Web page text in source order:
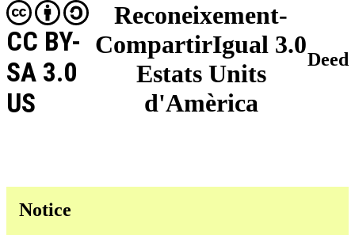
Reconeixement-
CompartirIgual 3.0
Estats Units
d'Amèrica
CC BY-
SA 3.0
US
Deed
Notice